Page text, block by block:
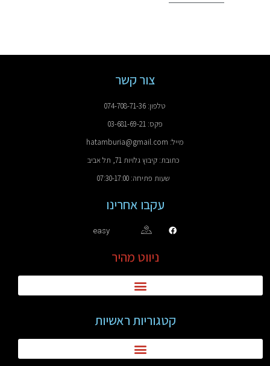
צור קשר
טלפון: 074-708-71-36
פקס: 03-681-69-21
מייל: hatamburia@gmail.com
כתובת: קיבוץ גלויות 71, תל אביב
שעות פתיחה: 07:30-17:00
עקבו אחרינו
easy
ניווט מהיר
קטגוריות ראשיות